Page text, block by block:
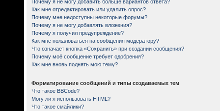
Почему я не могу добавить больше вариантов ответа?
Как мне отредактировать или удалить опрос?
Почему мне недоступны некоторые форумы?
Почему я не могу добавлять вложения?
Почему я получил предупреждение?
Как мне пожаловаться на сообщения модератору?
Что означает кнопка «Сохранить» при создании сообщения?
Почему моё сообщение требует одобрения?
Как мне вновь поднять мою тему?
Форматирование сообщений и типы создаваемых тем
Что такое BBCode?
Могу ли я использовать HTML?
Что такое смайлики?